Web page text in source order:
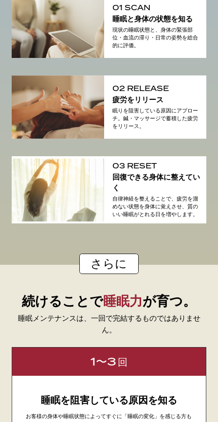
01 SCAN
睡眠と身体の状態を知る
現状の睡眠状態と、身体の緊張部
位・血流の滞り・日常の姿勢を総合
的に評価。
02 RELEASE
疲労をリリース
眠りを阻害している原因にアプロー
チ。鍼・マッサージで蓄積した疲労
をリリース。
03 RESET
回復できる身体に整えてい
く
自律神経を整えることで、疲労を溜
めない状態を身体に覚えさせ、質の
いい睡眠がとれる日を増やします。
さらに
続けることで睡眠力が育つ。
睡眠メンテナンスは、一回で完結するものではありませ
ん。
1〜3 回
睡眠を阻害している原因を知る
お客様の身体や睡眠状態によってすぐに「睡眠の変化」を感じる方も